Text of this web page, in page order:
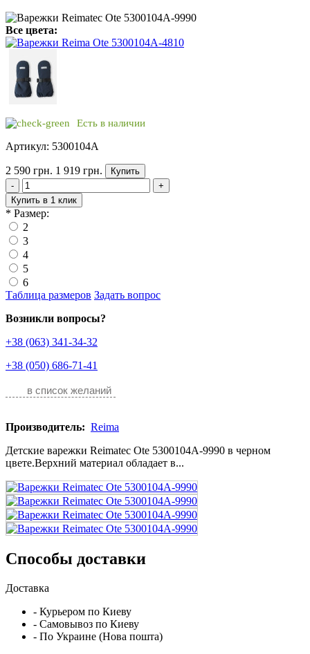
Все цвета:
Есть в наличии
Артикул: 5300104A
2 590 грн. 1 919 грн.
Купить
-
+
Купить в 1 клик
* Размер:
2
3
4
5
6
Таблица размеров Задать вопрос
Возникли вопросы?
+38 (063) 341-34-32
+38 (050) 686-71-41
в список желаний
Производитель: Reima
Детские варежки Reimatec Ote 5300104A-9990 в черном
цвете.Верхний материал обладает в...
Способы доставки
Доставка
- Курьером по Киеву
- Самовывоз по Киеву
- По Украине (Нова пошта)